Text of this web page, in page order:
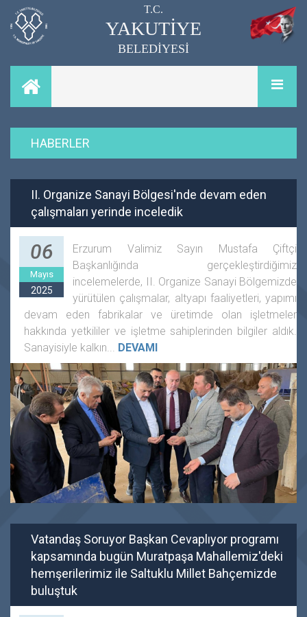
T.C.
YAKUTİYE
BELEDİYESİ
HABERLER
II. Organize Sanayi Bölgesi'nde devam eden
çalışmaları yerinde inceledik
06
Mayıs
2025
Erzurum Valimiz Sayın Mustafa Çiftçi
Başkanlığında gerçekleştirdiğimiz
incelemelerde, II. Organize Sanayi Bölgemizde
yürütülen çalışmalar, altyapı faaliyetleri, yapımı
devam eden fabrikalar ve üretimde olan işletmeler
hakkında yetkililer ve işletme sahiplerinden bilgiler aldık.
Sanayisiyle kalkın... DEVAMI
Vatandaş Soruyor Başkan Cevaplıyor programı
kapsamında bugün Muratpaşa Mahallemiz'deki
hemşerilerimiz ile Saltuklu Millet Bahçemizde
buluştuk